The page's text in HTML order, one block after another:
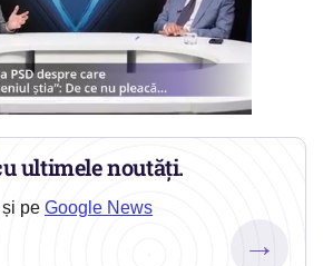
ultimele noutăți.
pe Google News
→